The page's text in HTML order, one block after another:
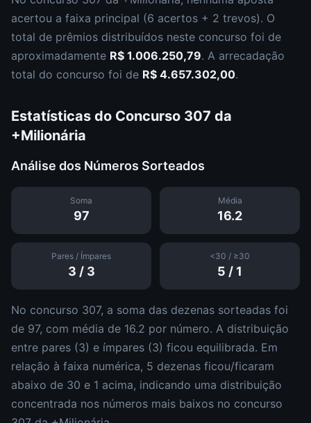
acertou a faixa principal (6 acertos + 2 trevos). O
total de prêmios distribuídos neste concurso foi de
aproximadamente R$ 1.006.250,79. A arrecadação
total do concurso foi de R$ 4.657.302,00.
Estatísticas do Concurso 307 da
+Milionária
Análise dos Números Sorteados
Soma
97
Média
16.2
Pares / Ímpares
3 / 3
<30 / ≥30
5 / 1
No concurso 307, a soma das dezenas sorteadas foi
de 97, com média de 16.2 por número. A distribuição
entre pares (3) e ímpares (3) ficou equilibrada. Em
relação à faixa numérica, 5 dezenas ficou/ficaram
abaixo de 30 e 1 acima, indicando uma distribuição
concentrada nos números mais baixos no concurso